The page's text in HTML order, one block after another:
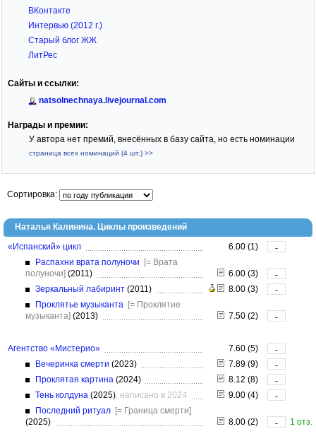
ВКонтакте
Интервью (2012 г.)
Старый блог ЖЖ
ЛитРес
Сайты и ссылки:
natsolnechnaya.livejournal.com
Награды и премии:
У автора нет премий, внесённых в базу сайта, но есть номинации
страница всех номинаций (4 шт.) >>
Сортировка:
Наталья Калинина. Циклы произведений
«Испанский» цикл
6.00 (1)
-
Распахни врата полуночи
[= Врата
полуночи] (2011) 6.00 (3)
-
Зеркальный лабиринт (2011) 8.00 (3)
-
Проклятье музыканта [= Проклятие
музыканта] (2013) 7.50 (2) -
Агентство «Мистерио» 7.60 (5)
-
Вечеринка смерти (2023) 7.89 (9)
-
Проклятая картина (2024) 8.12 (8)
-
Тень колдуна (2025), написано в 2024 9.00 (4)
-
Последний ритуал [= Граница смерти]
(2025)
8.00 (2) - 1 отз.